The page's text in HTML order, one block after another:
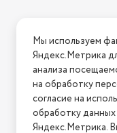
Нашли
2026 © Интернет-
Мы используем
Яндекс.Метрика
анализа
на обработку
согласие на
обработку
Яндекс.Метрика.